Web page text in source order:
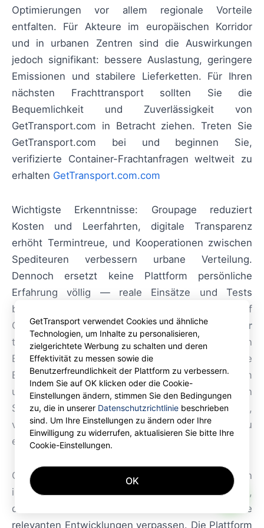
Optimierungen vor allem regionale Vorteile
entfalten. Für Akteure im europäischen Korridor
und in urbanen Zentren sind die Auswirkungen
jedoch signifikant: bessere Auslastung, geringere
Emissionen und stabilere Lieferketten. Für Ihren
nächsten Frachttransport sollten Sie die
Bequemlichkeit und Zuverlässigkeit von
GetTransport.com in Betracht ziehen. Treten Sie
GetTransport.com bei und beginnen Sie,
verifizierte Container-Frachtanfragen weltweit zu
erhalten GetTransport.com.com
Wichtigste Erkenntnisse: Groupage reduziert
Kosten und Leerfahrten, digitale Transparenz
erhöht Termintreue, und Kooperationen zwischen
Spediteuren verbessern urbane Verteilung.
Dennoch ersetzt keine Plattform persönliche
Erfahrung völlig — reale Einsätze und Tests
bestätigen die tatsächliche Performance. Auf
GetTransport.com können Sie Ihrecontainer
transport-Anfragen zu wettbewerbsfähigen
Bedingungen beauftragen und so fundierte
Entscheidungen treffen. Join GetTransport.com
und starten Sie mit verifizierten Anfragen: Treten
Sie GetTransport.com bei und beginnen Sie,
verifizierte Container-Frachtanfragen weltweit zu
erhaltenGetTransport.com.com
GetTransport beobachtet kontinuierlich Trends in
internationaler Logistik, Handel und E‑Commerce,
damit Nutzer zeitnah informiert bleiben und keine
relevanten Entwicklungen verpassen. Die Plattform
GetTransport verwendet Cookies und ähnliche
Technologien, um Inhalte zu personalisieren,
zielgerichtete Werbung zu schalten und deren
Effektivität zu messen sowie die
Benutzerfreundlichkeit der Plattform zu verbessern.
Indem Sie auf OK klicken oder die Cookie-
Einstellungen ändern, stimmen Sie den Bedingungen
zu, die in unserer Datenschutzrichtlinie beschrieben
sind. Um Ihre Einstellungen zu ändern oder Ihre
Einwilligung zu widerrufen, aktualisieren Sie bitte Ihre
Cookie-Einstellungen.
OK
AI